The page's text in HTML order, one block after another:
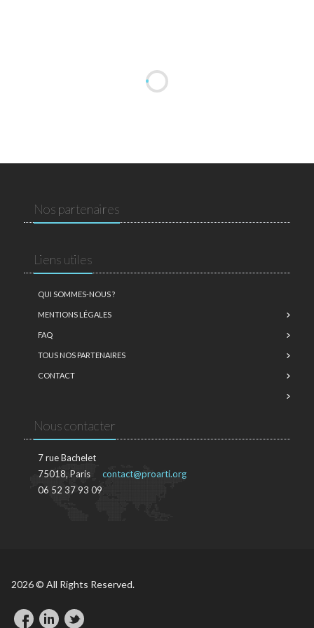
Nos partenaires
Liens utiles
QUI SOMMES-NOUS ?
MENTIONS LÉGALES
FAQ
TOUS NOS PARTENAIRES
CONTACT
Nous contacter
7 rue Bachelet
75018, Paris
06 52 37 93 09
contact@proarti.org
2026 © All Rights Reserved.